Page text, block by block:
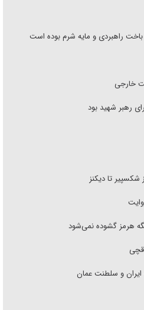
راهبردی و مایه شرم بوده است
خارجی
رهبر شهید بود
شکسپیر تا دیکنز
هرمز گشوده نمی‌شود
و سلطنت عمان